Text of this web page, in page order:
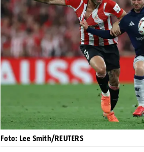
Foto: Lee Smith/REUTERS